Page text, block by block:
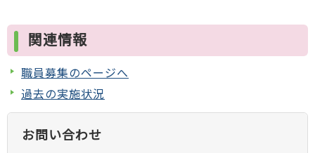
関連情報
職員募集のページへ
過去の実施状況
お問い合わせ